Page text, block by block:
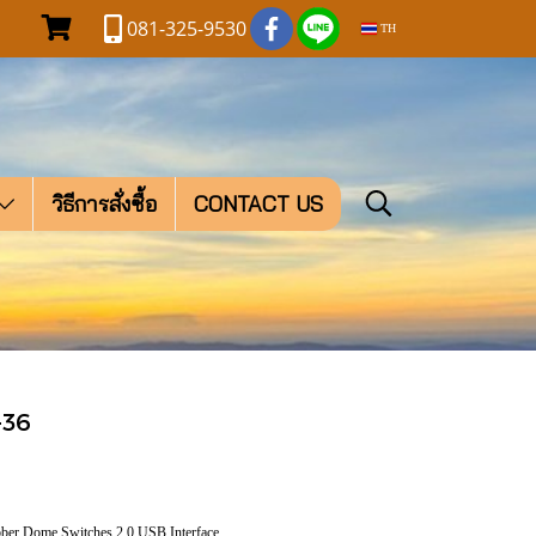
081-325-9530 TH
วิธีการสั่งซื้อ CONTACT US
Dome Switches 2.0 USB Interface